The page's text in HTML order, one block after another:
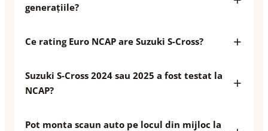
generațiile?
Ce rating Euro NCAP are Suzuki S-Cross?
Suzuki S-Cross 2024 sau 2025 a fost testat la
NCAP?
Pot monta scaun auto pe locul din mijloc la